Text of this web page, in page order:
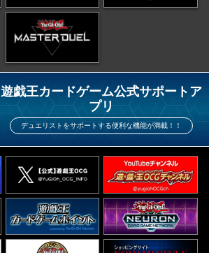
遊戯王カードゲーム公式サポートア
プリ
デュエリストをサポートする便利な機能が満載！！